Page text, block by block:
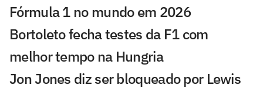
Fórmula 1 no mundo em 2026
Bortoleto fecha testes da F1 com
melhor tempo na Hungria
Jon Jones diz ser bloqueado por Lewis